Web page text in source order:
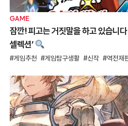
GAME
잠깐! 피고는 거짓말을 하고 있습니
셀렉션’
게임추천 게임탐구생활 신작 역전재